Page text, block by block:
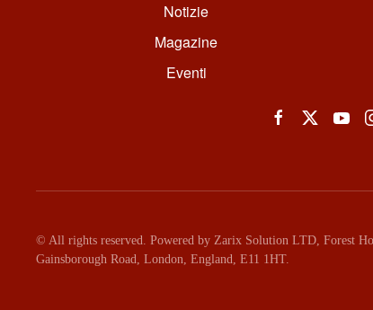
Notizie
Magazine
Eventi
© All rights reserved. Powered by Zarix Solution LTD, Forest
Gainsborough Road, London, England, E11 1HT.